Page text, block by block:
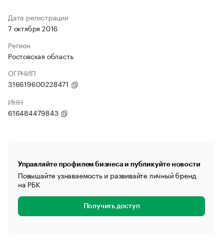
Дата регистрации
7 октября 2016
Регион
Ростовская область
ОГРНИП
316619600228471
ИНН
616484479843
Управляйте профилем бизнеса и публикуйте новости
Повышайте узнаваемость и развивайте личный бренд
на РБК
Получить доступ